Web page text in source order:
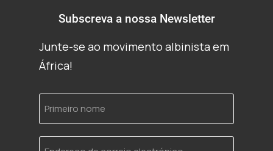
Subscreva a nossa Newsletter
Junte-se ao movimento albinista em
África!
Primeiro
nome
Endereço